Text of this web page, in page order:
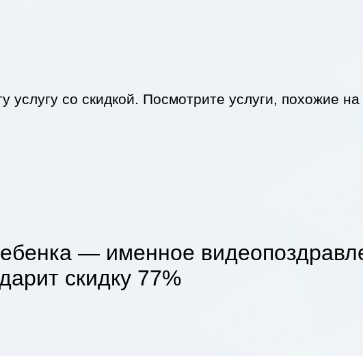
со скидкой. Посмотрите услуги, похожие на
— именное
скидку 77%